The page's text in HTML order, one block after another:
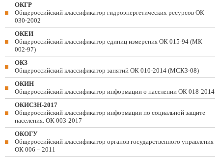
ОКГР
Общероссийский классификатор гидроэнергетических ресурсов ОК
030-2002
ОКЕИ
Общероссийский классификатор единиц измерения ОК 015-94 (МК
002-97)
ОКЗ
Общероссийский классификатор занятий ОК 010-2014 (МСКЗ-08)
ОКИН
Общероссийский классификатор информации о населении ОК 018-2014
ОКИСЗН-2017
Общероссийский классификатор информации по социальной защите
населения. ОК 003-2017
ОКОГУ
Общероссийский классификатор органов государственного управления
ОК 006 – 2011